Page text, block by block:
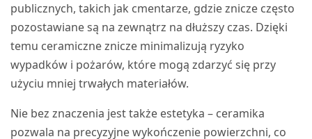
publicznych, takich jak cmentarze, gdzie znicze często
pozostawiane są na zewnątrz na dłuższy czas. Dzięki
temu ceramiczne znicze minimalizują ryzyko
wypadków i pożarów, które mogą zdarzyć się przy
użyciu mniej trwałych materiałów.
Nie bez znaczenia jest także estetyka – ceramika
pozwala na precyzyjne wykończenie powierzchni, co